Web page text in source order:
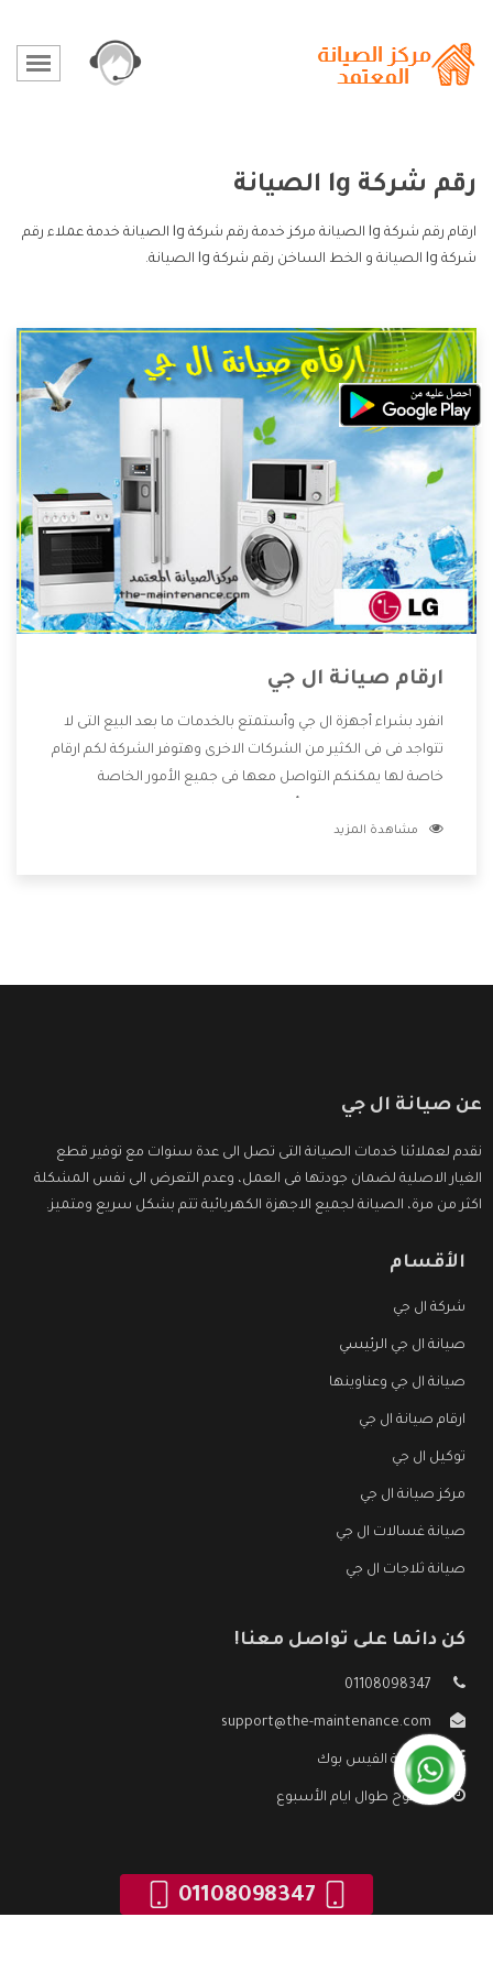
رقم شركة lg الصيانة
ارقام رقم شركة lg الصيانة مركز خدمة رقم شركة lg الصيانة خدمة عملاء رقم
شركة lg الصيانة و الخط الساخن رقم شركة lg الصيانة.
ارقام صيانة ال جي
انفرد بشراء أجهزة ال جي وأستمتع بالخدمات ما بعد البيع التى لا
تتواجد فى فى الكثير من الشركات الاخرى وهتوفر الشركة لكم ارقام
خاصة لها يمكنكم التواصل معها فى جميع الأمور الخاصة
من خلال العروض والخصومات التى تتقدم لكم .
مشاهدة المزيد
عن صيانة ال جي
نقدم لعملائنا خدمات الصيانة التى تصل الى عدة سنوات مع توفير قطع
الغيار الاصلية لضمان جودتها فى العمل، وعدم التعرض الى نفس المشكلة
اكثر من مرة، الصيانة لجميع الاجهزة الكهربائية تتم بشكل سريع ومتميز.
الأقسام
شركة ال جي
صيانة ال جي الرئيسي
صيانة ال جي وعناوينها
ارقام صيانة ال جي
توكيل ال جي
مركز صيانة ال جي
صيانة غسالات ال جي
صيانة ثلاجات ال جي
كن دائما على تواصل معنا!
01108098347
support@the-maintenance.com
صفحة الفيس بوك
مفتوح طوال ايام الأسبوع
01108098347